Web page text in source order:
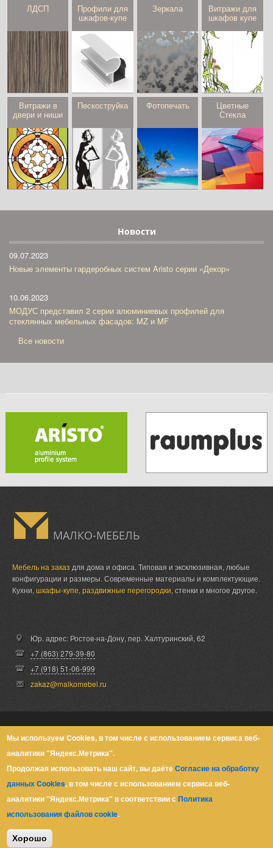
ЛДСП Профили для
шкафов-купе
Зеркала Витражи для
шкафов купе
Витражи в
двери и ниши
Пескоструйка Фотопечать Цветные
Стекла
Новости
09.07.2023
Новые элементы гардеробных систем Aristo серии «Декор»
10.06.2023
МОДУС представил 2 серии алюминиевых профилей для
стеклянных мебельных фасадов: MZ и MF
Все новости
МАЛКО-МЕБЕЛЬ
Мебель на заказ для дома и офиса. Типовая и эксклюзивная, любые
конфигурации и размеры. Современные материалы и комплектующие.
Кухни, шкафы-купе, раздвижные перегородки, стенки и многое другое.
Юр. адрес: Ростов-на-Дону, пер. Халтуринский, 62
+7 (863) 279-39-80
+7 (918) 51-06-999
zakaz@malkomebel.ru
© Малко-Мебель 2013-2026
Политика конфиденциальности
Мы используем Cookies, в том числе с использованием сервиса веб-
аналитики "Яндекс.Метрика".
Продолжая использовать наш сайт, вы даётеСогласие на обработку
данных Cookies, в том числе с использованием сервиса веб-
аналитики "Яндекс.Метрика" в соответствии сПолитика
использования файлов cookie.
Хорошо